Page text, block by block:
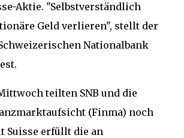
Aktie. "Selbstverständlich
Geld verlieren", stellt der
Nationalbank
teilten SNB und die
(Finma) noch
Suisse erfüllt die an